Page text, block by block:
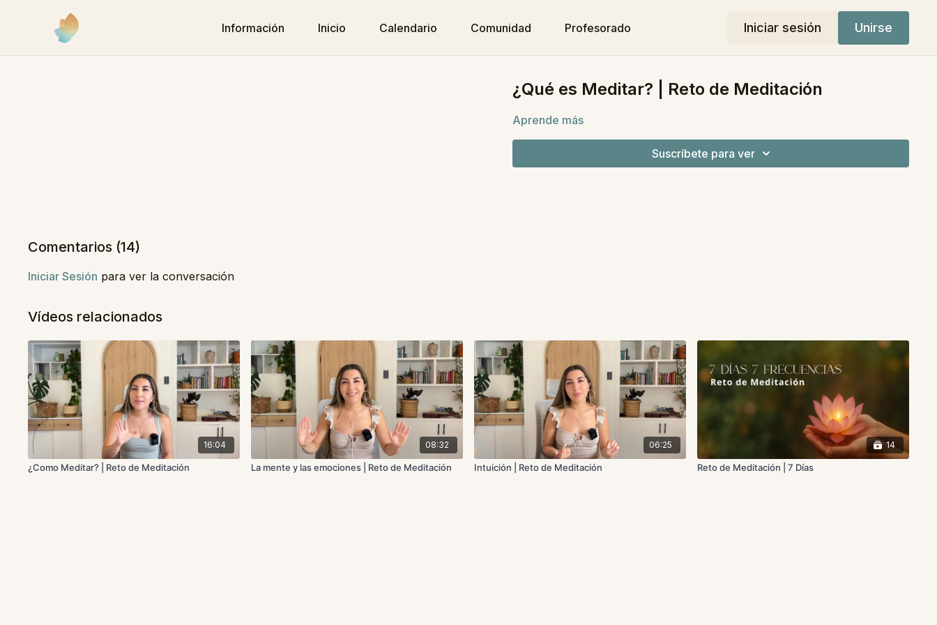
Información Inicio Calendario Comunidad Profesorado Iniciar sesión Unirse
¿Qué es Meditar? | Reto de Meditación
Aprende más
Suscríbete para ver
Comentarios (14)
Iniciar Sesión para ver la conversación
Vídeos relacionados
16:04
¿Como Meditar? | Reto de Meditación
08:32
La mente y las emociones | Reto de Meditación
06:25
Intuición | Reto de Meditación
14
Reto de Meditación | 7 Días